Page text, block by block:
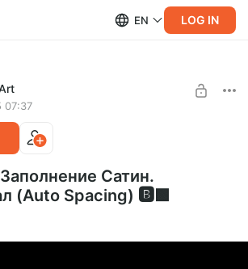
EN LOG IN
07:37
Сатин.
(Auto Spacing) 🅱️🟩